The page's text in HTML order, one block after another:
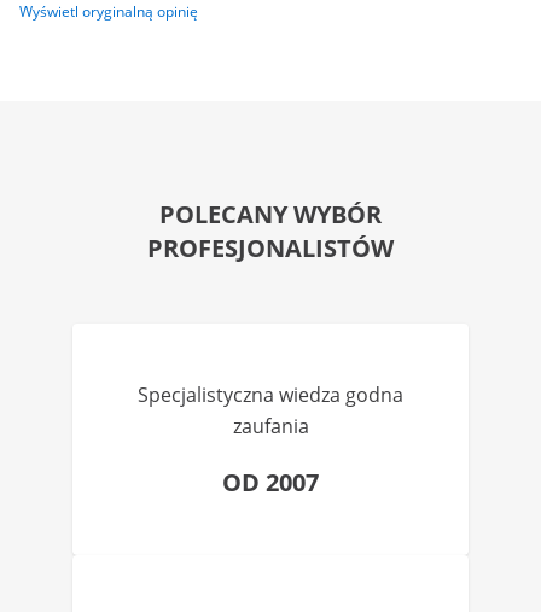
Wyświetl oryginalną opinię
POLECANY WYBÓR
PROFESJONALISTÓW
Specjalistyczna wiedza godna
zaufania
OD 2007